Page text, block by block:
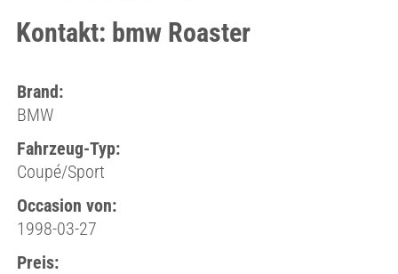
Kontakt: bmw Roaster
Brand:
BMW
Fahrzeug-Typ:
Coupé/Sport
Occasion von:
1998-03-27
Preis: